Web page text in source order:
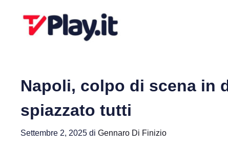
Napoli, colpo di scena in
spiazzato tutti
Settembre 2, 2025 di Gennaro Di Finizio